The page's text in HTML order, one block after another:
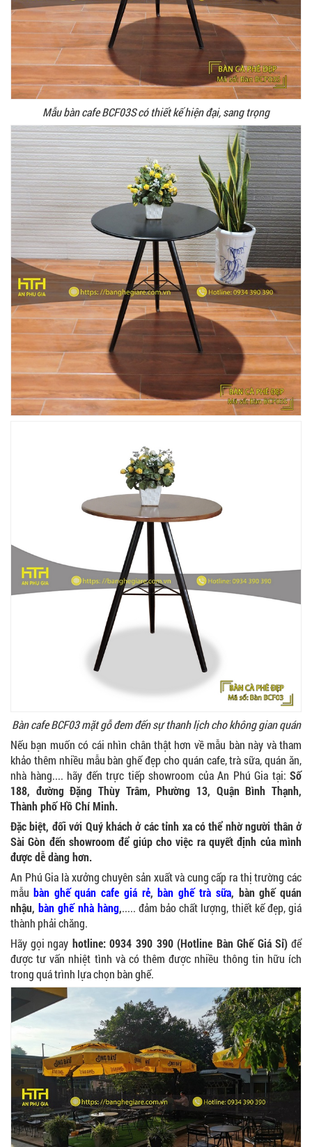
Mẫu bàn cafe BCF03S có thiết kế hiện đại, sang trọng
Bàn cafe BCF03 mặt gỗ đem đến sự thanh lịch cho không gian quán
Nếu bạn muốn có cái nhìn chân thật hơn về mẫu bàn này và tham
khảo thêm nhiều mẫu bàn ghế đẹp cho quán cafe, trà sữa, quán ăn,
nhà hàng.... hãy đến trực tiếp showroom của An Phú Gia tại: Số
188, đường Đặng Thùy Trâm, Phường 13, Quận Bình Thạnh,
Thành phố Hồ Chí Minh.
Đặc biệt, đối với Quý khách ở các tỉnh xa có thể nhờ người thân ở
Sài Gòn đến showroom để giúp cho việc ra quyết định của mình
được dễ dàng hơn.
An Phú Gia là xưởng chuyên sản xuất và cung cấp ra thị trường các
mẫu bàn ghế quán cafe giá rẻ,bàn ghế trà sữa, bàn ghế quán
nhậu,bàn ghế nhà hàng,..... đảm bảo chất lượng, thiết kế đẹp, giá
thành phải chăng.
Hãy gọi ngay hotline: 0934 390 390 (Hotline Bàn Ghế Giá Sỉ) để
được tư vấn nhiệt tình và có thêm được nhiều thông tin hữu ích
trong quá trình lựa chọn bàn ghế.
Liên hệ
BÀN BAR BEER CLUB BCF SX GIÁ RẺ - MÃ SỐ:
BCF SX
750.000 VNĐ
GHẾ EAMES - GHẾ NHỰA CAFE CHÂN GỖ GIÁ RẺ
GHẾ XẾP GẤP GIÁ RẺ - MÃ SỐ: X001
380.000 VNĐ
BÀN CAFE BCF01 GIÁ RẺ - MÃ SỐ: BCF01
BỘ BÀN GHẾ GỖ XẾP QUÁN NHẬU GIÁ RẺ - MÃ
SỐ: X001
2.270.000 VNĐ
Ghế Nhựa Nhập Khẩu - Mã SP: N46
450.000 VNĐ
Ghế Ăn nhập khẩu ELLA - Mã SP: GNK05